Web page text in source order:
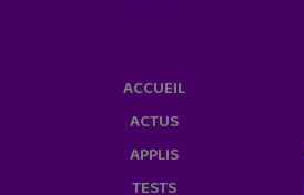
ACCUEIL
ACTUS
APPLIS
TESTS